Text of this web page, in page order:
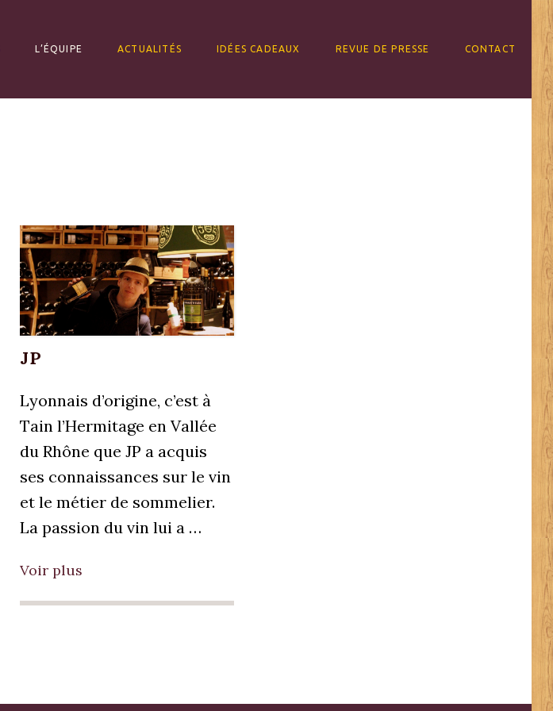
L’ÉQUIPE ACTUALITÉS IDÉES CADEAUX REVUE DE PRESSE CONTACT
JP
Lyonnais d’origine, c’est à
Tain l’Hermitage en Vallée
du Rhône que JP a acquis
ses connaissances sur le vin
et le métier de sommelier.
La passion du vin lui a …
Voir plus